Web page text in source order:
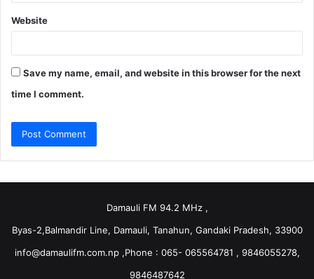
Website
Save my name, email, and website in this browser for the next
time I comment.
Damauli FM 94.2 MHz ,
Byas-2,Balmandir Line, Damauli, Tanahun, Gandaki Pradesh, 33900
info@damaulifm.com.np,Phone : 065- 065564781 , 9846055278,
9846487642